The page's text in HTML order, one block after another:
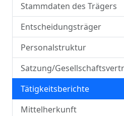
Stammdaten des Trägers
Entscheidungsträger
Personalstruktur
Satzung/
Tätigkeitsberichte
Mittelherkunft